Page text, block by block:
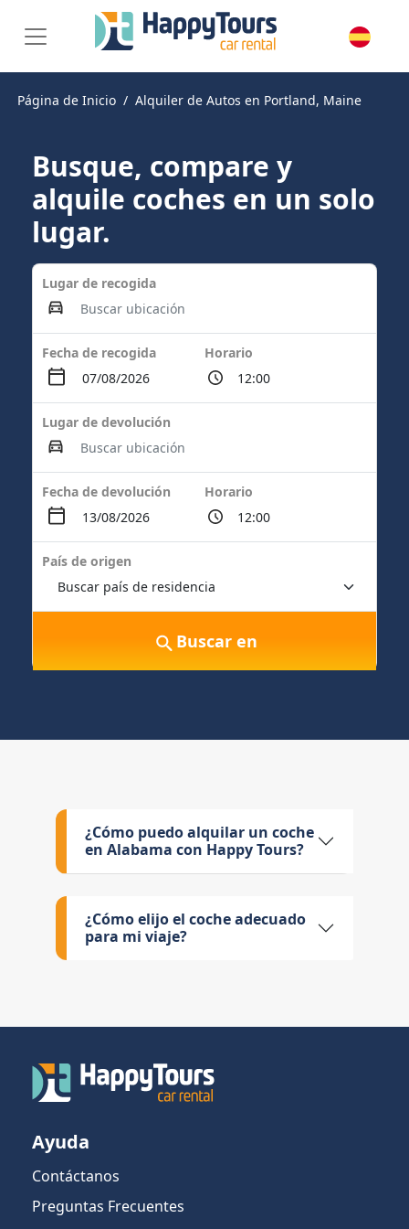
Página de Inicio Alquiler de Autos en Portland, Maine
Busque, compare y
alquile coches en un solo
lugar.
Lugar de recogida
Fecha de recogida Horario
Lugar de devolución
Fecha de devolución Horario
País de origen
Buscar en
¿Cómo puedo alquilar un coche
en Alabama con Happy Tours?
¿Cómo elijo el coche adecuado
para mi viaje?
Ayuda
Contáctanos
Preguntas Frecuentes